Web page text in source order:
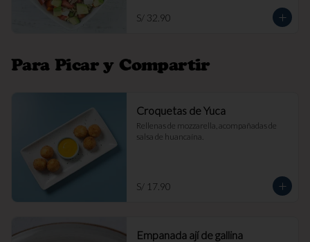
S/ 32.90
Para Picar y Compartir
Croquetas de Yuca
Rellenas de mozzarella, acompañadas de
salsa de huancaína.
S/ 17.90
Empanada ají de gallina